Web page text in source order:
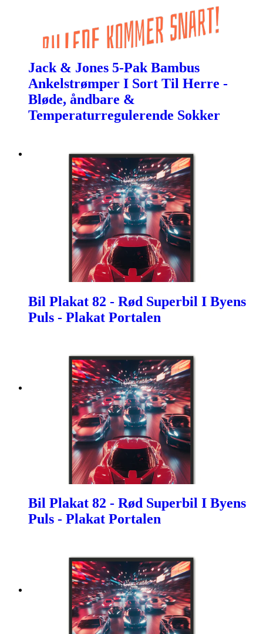
Jack & Jones 5-Pak Bambus
Ankelstrømper I Sort Til Herre -
Bløde, åndbare &
Temperaturregulerende Sokker
Bil Plakat 82 - Rød Superbil I Byens
Puls - Plakat Portalen
Bil Plakat 82 - Rød Superbil I Byens
Puls - Plakat Portalen